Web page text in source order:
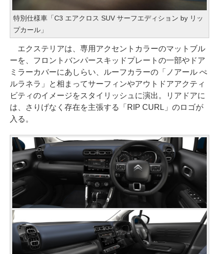
特別仕様車「C3 エアクロス SUV サーフエディション by リッ
プカール」
エクステリアは、専用アクセントカラーのマットブル
ーを、フロントバンパースキッドプレートの一部やドア
ミラーカバーにあしらい、ルーフカラーの「ノアール ぺ
ルラネラ」と相まってサーフィンやアウトドアアクティ
ビティのイメージをスタイリッシュに演出。リアドアに
は、さりげなく存在を主張する「RIP CURL」のロゴが
入る。